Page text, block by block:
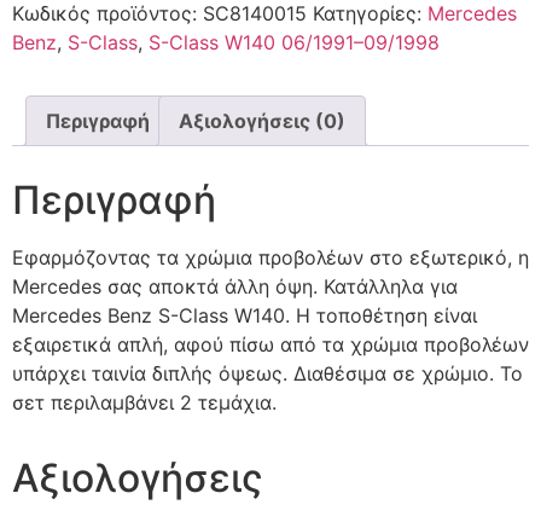
Κωδικός προϊόντος: SC8140015 Κατηγορίες: Mercedes
Benz, S-Class, S-Class W140 06/1991–09/1998
Περιγραφή Αξιολογήσεις (0)
Περιγραφή
Εφαρμόζοντας τα χρώμια προβολέων στο εξωτερικό, η
Mercedes σας αποκτά άλλη όψη. Κατάλληλα για
Mercedes Benz S-Class W140. Η τοποθέτηση είναι
εξαιρετικά απλή, αφού πίσω από τα χρώμια προβολέων
υπάρχει ταινία διπλής όψεως. Διαθέσιμα σε χρώμιο. Το
σετ περιλαμβάνει 2 τεμάχια.
Αξιολογήσεις